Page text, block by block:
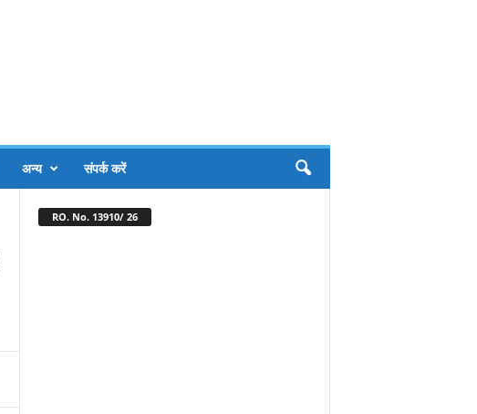
अन्य संपर्क करें
RO. No. 13910/ 26